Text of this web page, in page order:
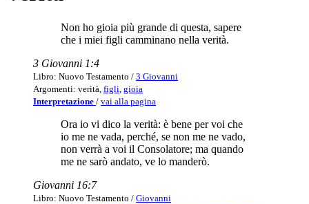
Non ho gioia più grande di questa, sapere
che i miei figli camminano nella verità.
3 Giovanni 1:4
Libro: Nuovo Testamento / 3 Giovanni
Argomenti: verità, figli gioia
Interpretazione / vai alla pagina
Ora io vi dico la verità: è bene per voi che
io me ne vada, perché, se non me ne vado,
non verrà a voi il Consolatore; ma quando
me ne sarò andato, ve lo manderò.
Giovanni 16:7
Libro: Nuovo Testamento / Giovanni